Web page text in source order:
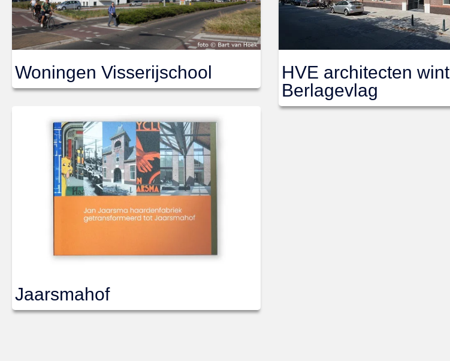
Woningen Visserijschool
HVE architecten wint
Berlagevlag
Jaarsmahof